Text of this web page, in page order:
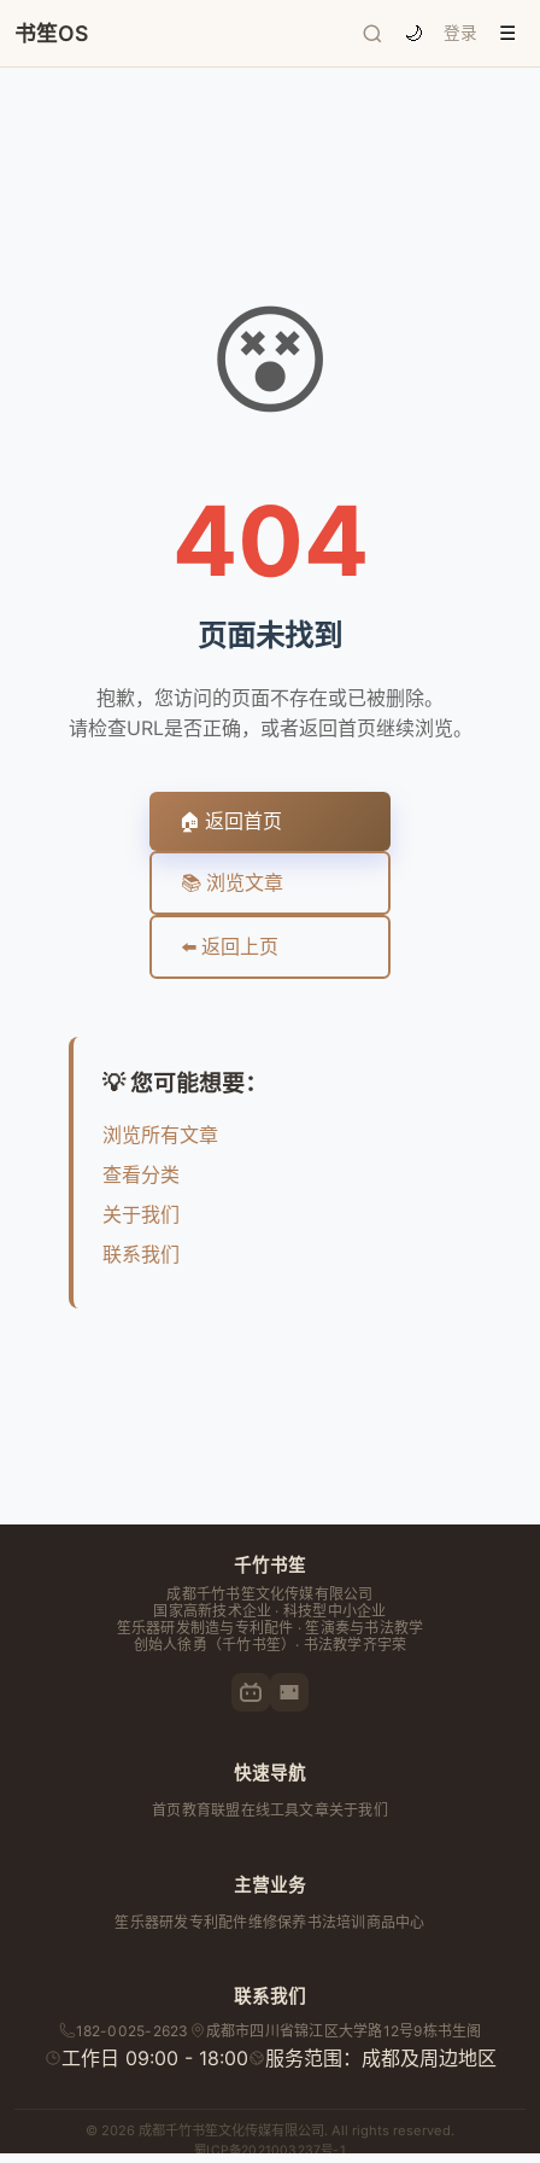
书笙OS 🌙 登录 ☰
😵
404
页面未找到
抱歉，您访问的页面不存在或已被删除。
请检查URL是否正确，或者返回首页继续浏览。
🏠 返回首页
📚 浏览文章
⬅️ 返回上页
💡 您可能想要：
浏览所有文章
查看分类
关于我们
联系我们
千竹书笙
成都千竹书笙文化传媒有限公司
国家高新技术企业 · 科技型中小企业
笙乐器研发制造与专利配件 · 笙演奏与书法教学
创始人徐勇 （千竹书笙）· 书法教学齐宇荣
快速导航
首页教育联盟在线工具文章关于我们
主营业务
笙乐器研发专利配件维修保养 书法培训 商品中心
联系我们
182-0025-2623 成都市四川省锦江区大学路12号9栋书生阁
工作日 09:00 - 18:00 服务范围：成都及周边地区
© 2026 成都千竹书笙文化传媒有限公司. All rights reserved.
蜀ICP备2021003237号-1